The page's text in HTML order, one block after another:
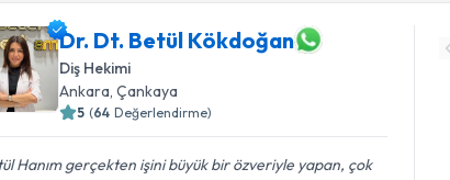
Dr. Dt. Betül Kökdoğan
Diş Hekimi
Ankara, Çankaya
5 (64 Değerlendirme)
Hanım gerçekten işini büyük bir özveriyle yapan, çok